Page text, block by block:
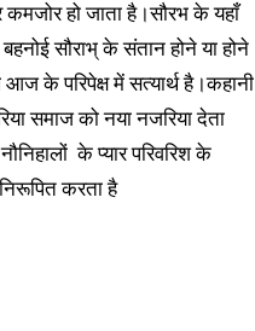
हो जाता है।सौरभ के यहाँ
सौराभ् के संतान होने या होने
के परिपेक्ष में सत्यार्थ है।कहानी
समाज को नया नजरिया देता
के प्यार परिवरिश के
करता है